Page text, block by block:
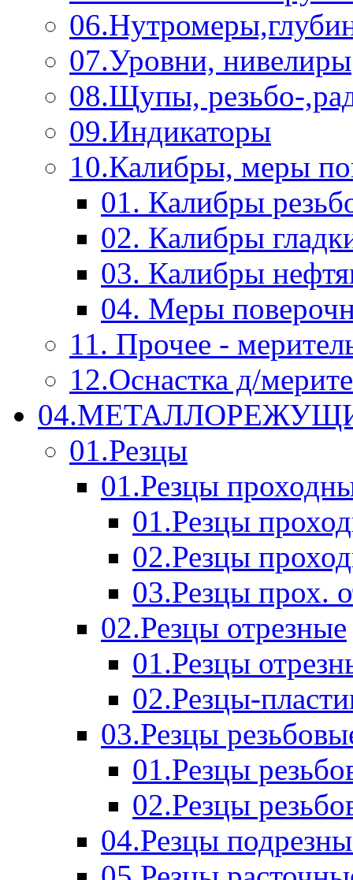
07.Уровни, нивелиры
08.Щупы, резьбо-
09.Индикаторы
10.Калибры, меры
01. Калибры
02. Калибры
03. Калибры
04. Меры
11. Прочее -
12.Оснастка д/
01.Резцы
01.Резцы
01.Резцы
02.Резцы
03.Резцы прох.
02.Резцы отрезные
01.Резцы
02.Резцы-
03.Резцы
01.Резцы
02.Резцы
04.Резцы